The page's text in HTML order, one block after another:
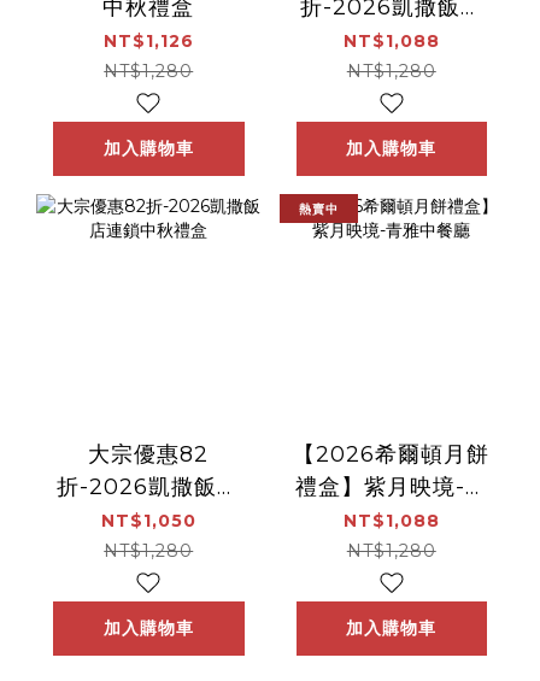
中秋禮盒
NT$1,126
NT$1,280
加入購物車
折-2026凱撒飯店
連鎖中秋禮盒
NT$1,088
NT$1,280
加入購物車
大宗優惠82
折-2026凱撒飯店
連鎖中秋禮盒
NT$1,050
NT$1,280
加入購物車
熱賣中
【2026希爾頓月餅
禮盒】紫月映境-青
雅中餐廳
NT$1,088
NT$1,280
加入購物車